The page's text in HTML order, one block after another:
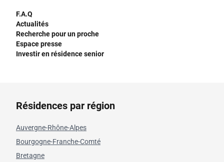
F.A.Q
Actualités
Recherche pour un proche
Espace presse
Investir en résidence senior
Résidences par région
Auvergne-Rhône-Alpes
Bourgogne-Franche-Comté
Bretagne